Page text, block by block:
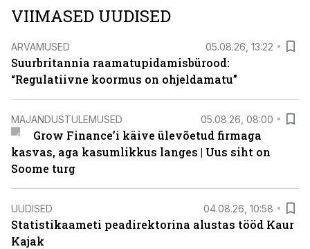
VIIMASED UUDISED
ARVAMUSED 05.08.26, 13:22
Suurbritannia raamatupidamisbürood:
“Regulatiivne koormus on ohjeldamatu”
MAJANDUSTULEMUSED 05.08.26, 08:00
Grow Finance’i käive ülevõetud firmaga
kasvas, aga kasumlikkus langes | Uus siht on
Soome turg
UUDISED 04.08.26, 10:58
Statistikaameti peadirektorina alustas tööd Kaur
Kajak